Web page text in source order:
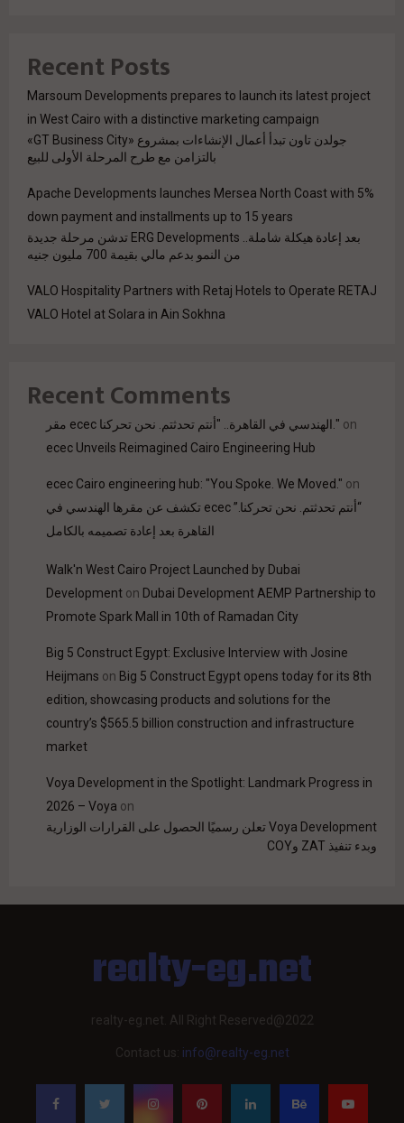
Recent Posts
Marsoum Developments prepares to launch its latest project
in West Cairo with a distinctive marketing campaign
جولدن تاون تبدأ أعمال الإنشاءات بمشروع «GT Business City»
بالتزامن مع طرح المرحلة الأولى للبيع
Apache Developments launches Mersea North Coast with 5%
down payment and installments up to 15 years
بعد إعادة هيكلة شاملة.. ERG Developments تدشن مرحلة جديدة
من النمو بدعم مالي بقيمة 700 مليون جنيه
VALO Hospitality Partners with Retaj Hotels to Operate RETAJ
VALO Hotel at Solara in Ain Sokhna
Recent Comments
مقر ecec الهندسي في القاهرة.. "أنتم تحدثتم. نحن تحركنا." on
ecec Unveils Reimagined Cairo Engineering Hub
ecec Cairo engineering hub: "You Spoke. We Moved." on
“أنتم تحدثتم. نحن تحركنا.” ecec تكشف عن مقرها الهندسي في
القاهرة بعد إعادة تصميمه بالكامل
Walk'n West Cairo Project Launched by Dubai
Development on Dubai Development AEMP Partnership to
Promote Spark Mall in 10th of Ramadan City
Big 5 Construct Egypt: Exclusive Interview with Josine
Heijmans on Big 5 Construct Egypt opens today for its 8th
edition, showcasing products and solutions for the
country’s $565.5 billion construction and infrastructure
market
Voya Development in the Spotlight: Landmark Progress in
2026 – Voya on
Voya Development تعلن رسميًا الحصول على القرارات الوزارية
وبدء تنفيذ ZAT وCOY
realty-eg.net
realty-eg.net. All Right Reserved@2022
Contact us: info@realty-eg.net